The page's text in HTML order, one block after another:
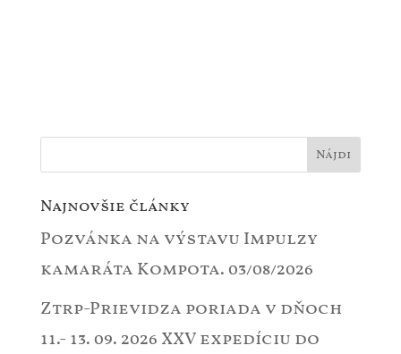
Najnovšie články
Pozvánka na výstavu Impulzy
kamaráta Kompota. 03/08/2026
Ztrp-Prievidza poriada v dňoch
11.- 13. 09. 2026 XXV expedíciu do